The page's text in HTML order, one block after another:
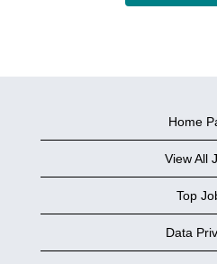
Home
View All
Top
Data